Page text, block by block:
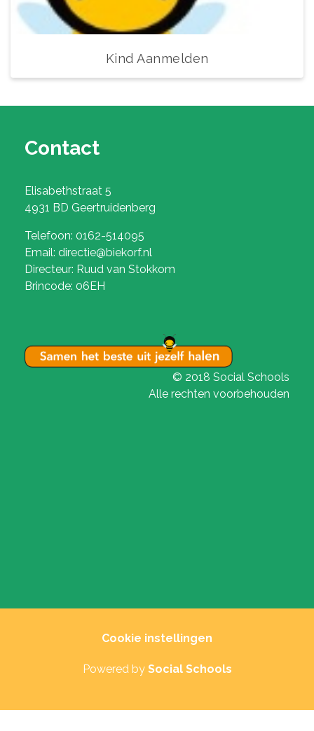
Kind Aanmelden
Contact
Elisabethstraat 5
4931 BD Geertruidenberg
Telefoon: 0162-514095
Email: directie@biekorf.nl
Directeur: Ruud van Stokkom
Brincode: 06EH
© 2018 Social Schools
Alle rechten voorbehouden
Cookie instellingen
Powered by Social Schools